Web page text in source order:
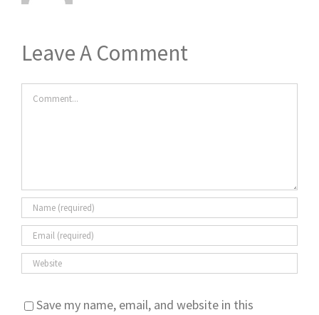
Leave A Comment
Comment
Save my name, email, and website in this